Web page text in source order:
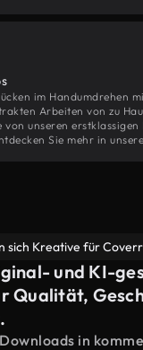
im Handumdrehen
Arbeiten von zu
von unseren
Sie mehr in
sich Kreative für
und KI-
Qualität,
in